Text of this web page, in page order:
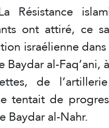
Résistance
ont attiré, ce
israélienne
Baydar al-
de
tentait de
Baydar al-Nahr.